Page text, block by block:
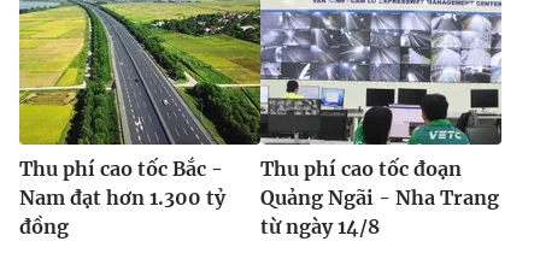
Thu phí cao tốc Bắc -
Nam đạt hơn 1.300 tỷ
đồng
Thu phí cao tốc đoạn
Quảng Ngãi - Nha Trang
từ ngày 14/8